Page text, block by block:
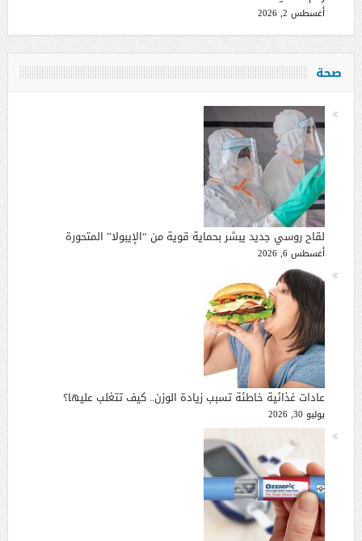
أغسطس 2, 2026
صحة
لقاح روسي جديد يبشر بحماية قوية من “الإيبولا” المتحورة
أغسطس 6, 2026
عادات غذائية خاطئة تسبب زيادة الوزن.. كيف تتغلب عليها؟
يوليو 30, 2026